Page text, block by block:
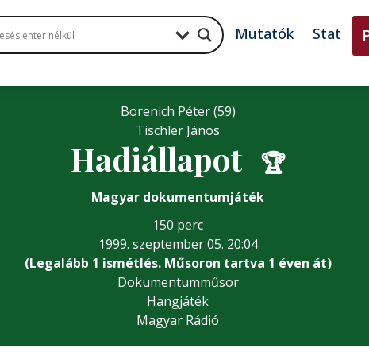
Mutatók Stat
Borenich Péter (59)
Tischler János
Hadiállapot 🏆
Magyar dokumentumjáték
150 perc
1999. szeptember 05. 20:04
(Legalább 1 ismétlés. Műsoron tartva 1 éven át)
Dokumentumműsor
Hangjáték
Magyar Rádió